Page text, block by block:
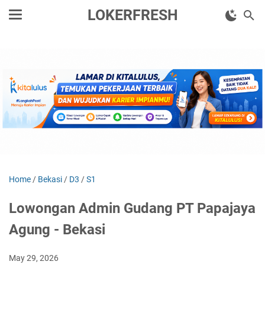
LOKERFRESH
Home / Bekasi / D3 /S1
Lowongan Admin Gudang PT Papajaya
Agung - Bekasi
May 29, 2026